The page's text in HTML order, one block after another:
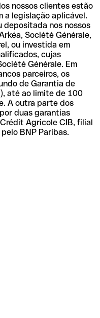
nossos clientes estão
a legislação aplicável.
depositada nos nossos
Société Générale,
ou investida em
cujas
Générale. Em
parceiros, os
de Garantia de
até ao limite de 100
A outra parte dos
duas garantias
Agricole CIB, filial
BNP Paribas.